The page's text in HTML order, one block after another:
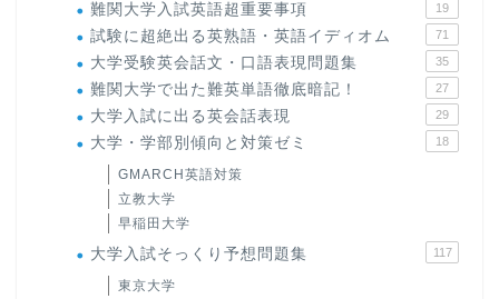
難関大学入試英語超重要事項 19
試験に超絶出る英熟語・英語イディオム 71
大学受験英会話文・口語表現問題集 35
難関大学で出た難英単語徹底暗記！ 27
大学入試に出る英会話表現 29
大学・学部別傾向と対策ゼミ 18
GMARCH英語対策
立教大学
早稲田大学
大学入試そっくり予想問題集 117
東京大学